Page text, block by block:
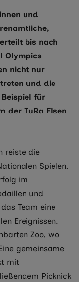
und
bis nach
Olympics
nicht nur
und die
Beispiel für
der TuRa Elsen
reiste die
Spielen,
im
und
Team eine
Ereignissen.
Zoo, wo
gemeinsame
mit
Picknick